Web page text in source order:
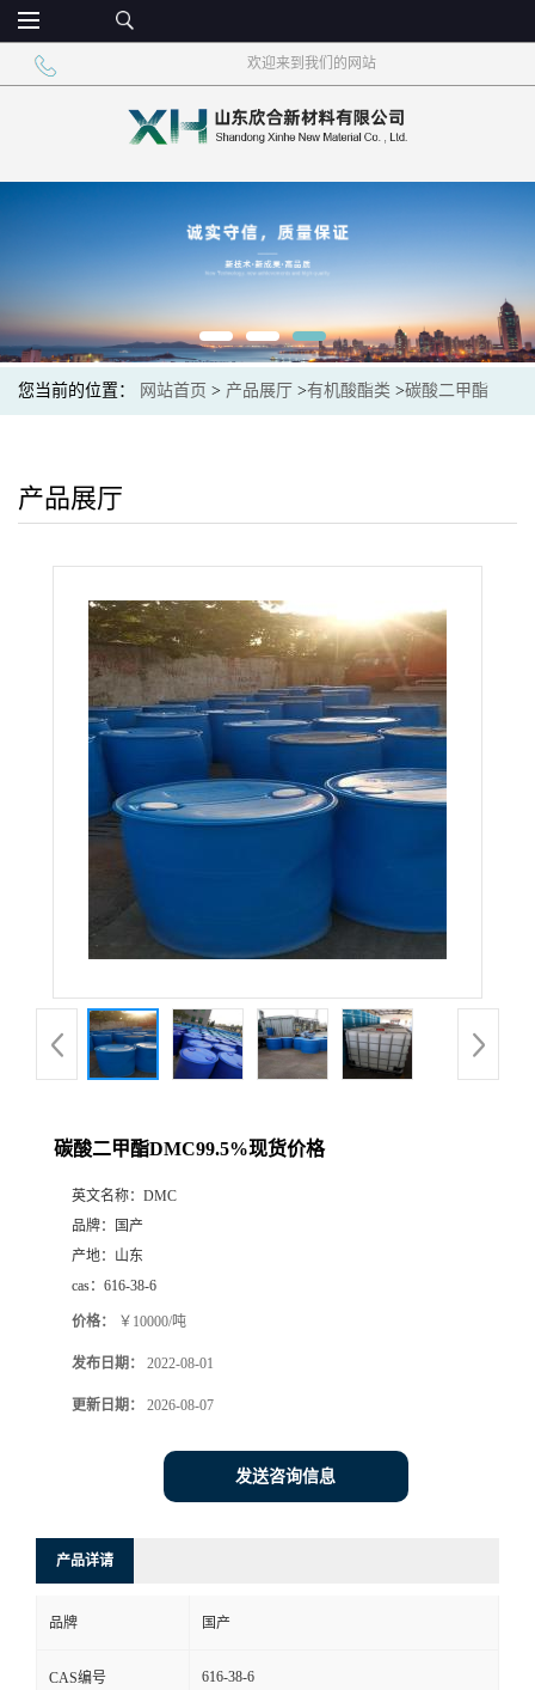
欢迎来到我们的网站
您当前的位置： 网站首页 > 产品展厅 >有机酸酯类 >碳酸二甲酯
产品展厅
碳酸二甲酯DMC99.5%现货价格
英文名称： DMC
品牌：
国产
产地： 山东
cas： 616-38-6
价格： ￥10000/吨
发布日期： 2022-08-01
更新日期： 2026-08-07
发送咨询信息
产品详请
品牌 国产
CAS编号 616-38-6